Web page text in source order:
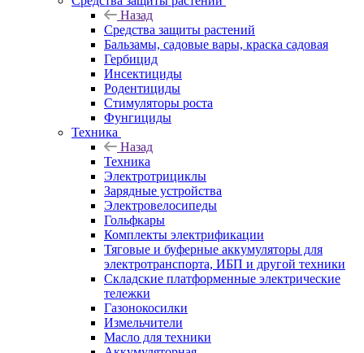
Назад
Средства защиты растений
Бальзамы, садовые вары, краска садовая
Гербицид
Инсектициды
Родентициды
Стимуляторы роста
Фунгициды
Техника
Назад
Техника
Электротрициклы
Зарядные устройства
Электровелосипеды
Гольфкары
Комплекты электрификации
Тяговые и буферные аккумуляторы для
электротранспорта, ИБП и другой техники
Складские платформенные электрические
тележки
Газонокосилки
Измельчители
Масло для техники